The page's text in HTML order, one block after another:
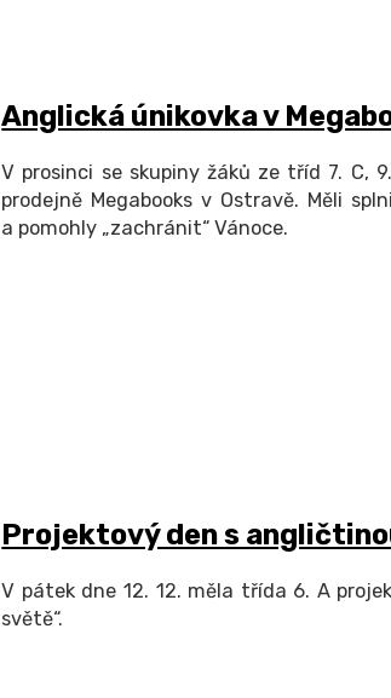
Anglická únikovka v
V prosinci se skupiny žáků ze tříd 7. C,
prodejně Megabooks v Ostravě. Měli
a pomohly „zachránit“ Vánoce.
Projektový den s
V pátek dne 12. 12. měla třída 6. A
světě“.